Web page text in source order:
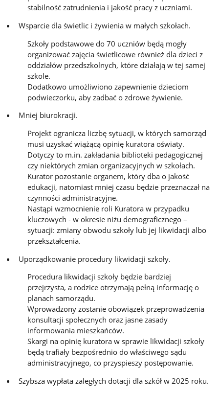
stabilność zatrudnienia i jakość pracy z uczniami.
Wsparcie dla świetlic i żywienia w małych szkołach.
Szkoły podstawowe do 70 uczniów będą mogły
organizować zajęcia świetlicowe również dla dzieci z
oddziałów przedszkolnych, które działają w tej samej
szkole.
Dodatkowo umożliwiono zapewnienie dzieciom
podwieczorku, aby zadbać o zdrowe żywienie.
Mniej biurokracji.
Projekt ogranicza liczbę sytuacji, w których samorząd
musi uzyskać wiążącą opinię kuratora oświaty.
Dotyczy to m.in. zakładania biblioteki pedagogicznej
czy niektórych zmian organizacyjnych w szkołach.
Kurator pozostanie organem, który dba o jakość
edukacji, natomiast mniej czasu będzie przeznaczał na
czynności administracyjne.
Nastąpi wzmocnienie roli Kuratora w przypadku
kluczowych - w okresie niżu demograficznego –
sytuacji: zmiany obwodu szkoły lub jej likwidacji albo
przekształcenia.
Uporządkowanie procedury likwidacji szkoły.
Procedura likwidacji szkoły będzie bardziej
przejrzysta, a rodzice otrzymają pełną informację o
planach samorządu.
Wprowadzony zostanie obowiązek przeprowadzenia
konsultacji społecznych oraz jasne zasady
informowania mieszkańców.
Skargi na opinię kuratora w sprawie likwidacji szkoły
będą trafiały bezpośrednio do właściwego sądu
administracyjnego, co przyspieszy postępowanie.
Szybsza wypłata zaległych dotacji dla szkół w 2025 roku.